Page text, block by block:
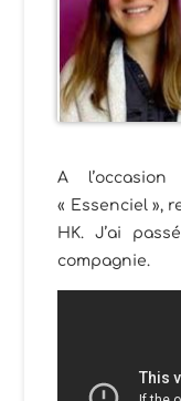
A
« Essenciel »,
HK. J’ai
compagnie.